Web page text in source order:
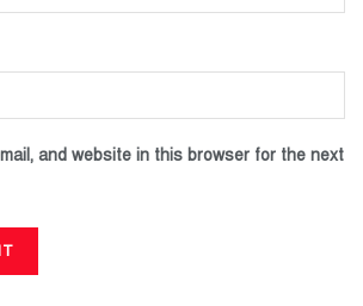
and website in this browser for the next